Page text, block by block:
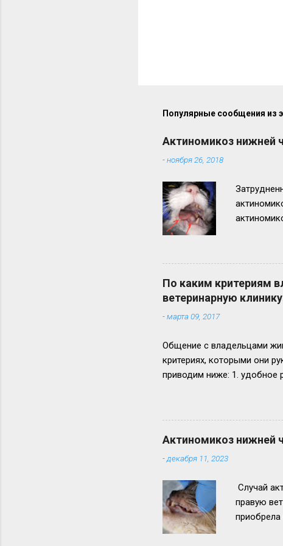
Популярные сообщения из
Актиномикоз нижней
-ноября 26, 2018
По каким критериям
ветеринарную
-марта 09, 2017
Общение с владельцами
критериях, которыми они
приводим ниже: 1. удобное
автомобилей, 7.
более 15 лет на одном
наличие ветеринарной
животных из двух клиник.
Актиномикоз нижней
-декабря 11, 2023
Случай
правую